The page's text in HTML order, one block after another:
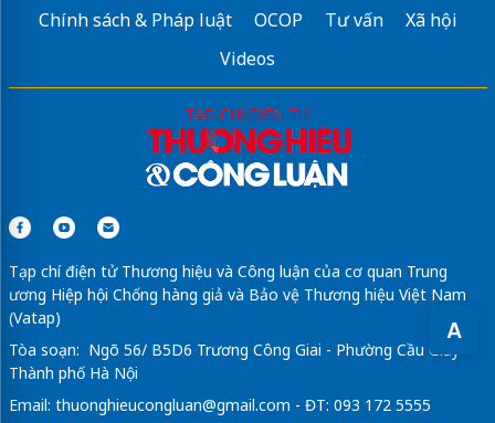
A
Chính sách & Pháp luật
OCOP Tư vấn
Xã hội
Videos
Tạp chí điện tử Thương hiệu và Công luận của cơ quan Trung
ương Hiệp hội Chống hàng giả và Bảo vệ Thương hiệu Việt Nam
(Vatap)
Tòa soạn: Ngõ 56/ B5D6 Trương Công Giai - Phường Cầu Giấy -
Thành phố Hà Nội
Email: thuonghieucongluan@gmail.com - ĐT: 093 172 5555